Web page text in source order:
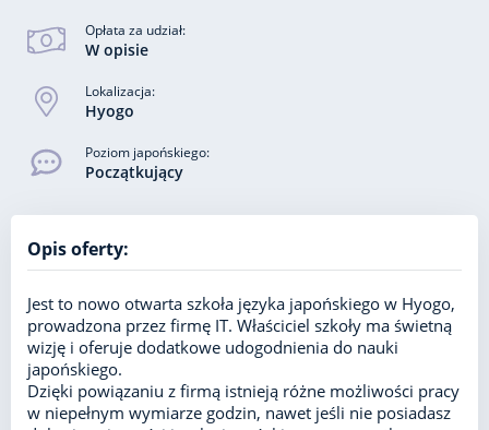
Opłata za udział:
W opisie
Lokalizacja:
Hyogo
Poziom japońskiego:
Początkujący
Opis oferty:
Jest to nowo otwarta szkoła języka japońskiego w Hyogo,
prowadzona przez firmę IT. Właściciel szkoły ma świetną
wizję i oferuje dodatkowe udogodnienia do nauki
japońskiego.
Dzięki powiązaniu z firmą istnieją różne możliwości pracy
w niepełnym wymiarze godzin, nawet jeśli nie posiadasz